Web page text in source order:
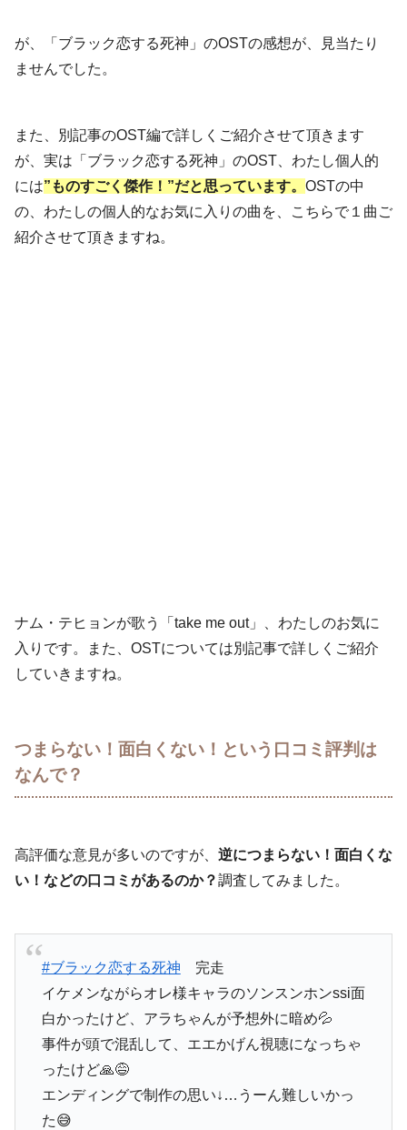
が、「ブラック恋する死神」のOSTの感想が、見当たり
ませんでした。
また、別記事のOST編で詳しくご紹介させて頂きます
が、実は「ブラック恋する死神」のOST、わたし個人的
には”ものすごく傑作！”だと思っています。 OSTの中
の、わたしの個人的なお気に入りの曲を、こちらで１曲ご
紹介させて頂きますね。
ナム・テヒョンが歌う「take me out」、わたしのお気に
入りです。また、OSTについては別記事で詳しくご紹介
していきますね。
つまらない！面白くない！という口コミ評判は
なんで？
高評価な意見が多いのですが、 逆につまらない！面白くな
い！などの口コミがあるのか？調査してみました。
#ブラック恋する死神 完走
イケメンながらオレ様キャラのソンスンホンssi面
白かったけど、アラちゃんが予想外に暗め💦
事件が頭で混乱して、エエかげん視聴になっちゃ
ったけど🙏😅
エンディングで制作の思い↓…うーん難しいかっ
た😅